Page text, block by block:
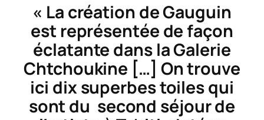
« La création de Gauguin
est représentée de façon
éclatante dans la Galerie
Chtchoukine […] On trouve
ici dix superbes toiles qui
sont du second séjour de